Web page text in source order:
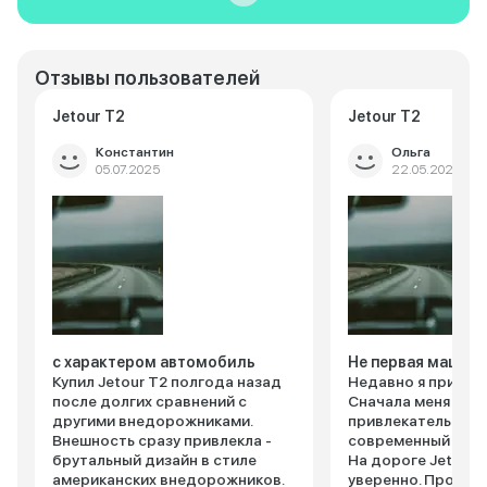
Отзывы пользователей
Jetour T2
Константин
05.07.2025
с характером автомобиль
Купил Jetour T2 полгода назад
после долгих сравнений с
другими внедорожниками.
Внешность сразу привлекла -
брутальный дизайн в стиле
американских внедорожников.
Jetour T2
Ольга
22.05.2025
Не первая
Недавно я
Сначала меня
привлекательный
современный
На дороге Jetour
уверенно.